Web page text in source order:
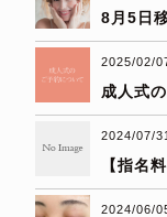
8月5日
2025/02/
成人式
2024/07/31
【指名
2024/06/